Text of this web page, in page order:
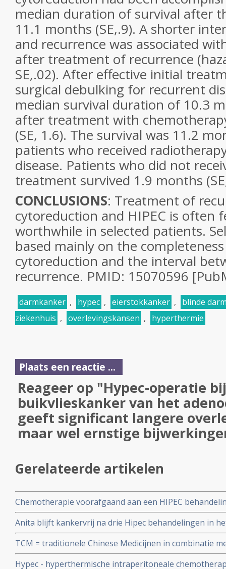
median duration of survival after
11.1 months (SE,.9). A shorter
and recurrence was associated
after treatment of recurrence
SE,.02). After effective initial
surgical debulking for recurrent
median survival duration of 10.3
after treatment with
(SE, 1.6). The survival was 11.2
patients who received
disease. Patients who did not
treatment survived 1.9 months
CONCLUSIONS: Treatment of
cytoreduction and HIPEC is often
worthwhile in selected patients.
based mainly on the
cytoreduction and the interval
recurrence. PMID: 15070596
darmkanker , hypec , eierstokkanker ,
blinde
ziekenhuis , overlevingskansen , hyperthermie
Plaats een reactie ...
Reageer op "Hypec-operatie
buikvlieskanker van het
geeft significant langere
maar wel ernstige
Gerelateerde artikelen
Chemotherapie voorafgaand aan een HIPEC
overleving in vergelijking met HIPEC behandeling
uitgezaaide dikkedarmkanker
Anita blijft kankervrij na drie Hipec behandelingen in
haar buikvlieskanker en lijkt genezen
TCM = traditionele Chinese Medicijnen in combinatie
intraperitoneal chemotherapy heeft gunstig effect op
(maligne ascites) copy 1
Hypec - hyperthermische intraperitoneale